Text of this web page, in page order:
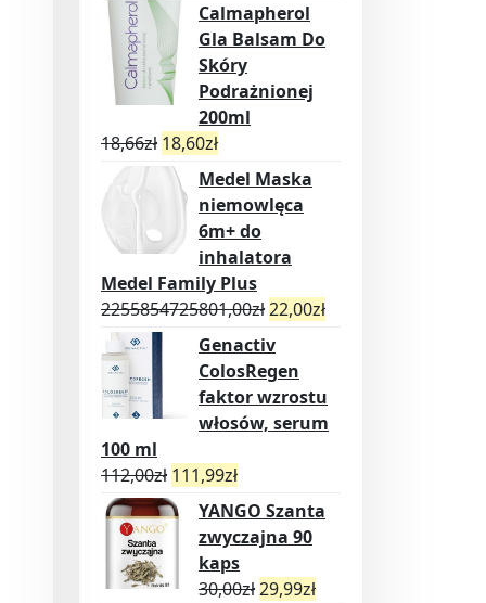
Calmapherol
Gla Balsam Do
Skóry
Podrażnionej
200ml
18,66zł 18,60zł
Medel Maska
niemowlęca
6m+ do
inhalatora
Medel Family Plus
2255854725801,00zł22,00zł
Genactiv
ColosRegen
faktor wzrostu
włosów, serum
100 ml
112,00zł 111,99zł
YANGO Szanta
zwyczajna 90
kaps
30,00zł29,99zł